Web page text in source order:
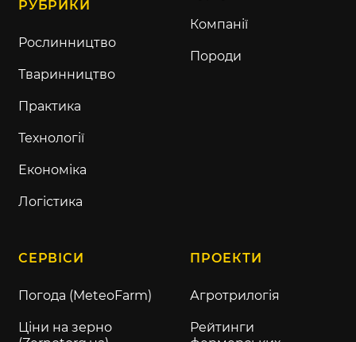
РУБРИКИ
Рослинництво
Тваринництво
Практика
Технології
Економіка
Логістика
Компанії
Породи
СЕРВІСИ
Погода (MeteoFarm)
Ціни на зерно
ПРОЕКТИ
Агротрилогія
Рейтинги